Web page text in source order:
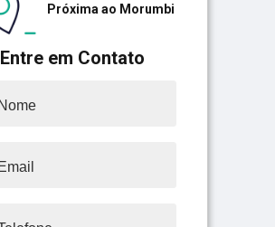
Entre em Contato
Próxima ao Morumbi